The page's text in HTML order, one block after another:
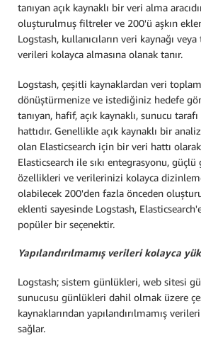
tanıyan açık kaynaklı bir veri alma
oluşturulmuş filtreler ve 200'ü aşkın
Logstash, kullanıcıların veri kaynağı
verileri kolayca almasına olanak tanır.
Logstash, çeşitli kaynaklardan veri
dönüştürmenize ve istediğiniz hedefe
tanıyan, hafif, açık kaynaklı, sunucu
hattıdır. Genellikle açık kaynaklı bir
olan Elasticsearch için bir veri hattı olarak
Elasticsearch ile sıkı entegrasyonu,
özellikleri ve verilerinizi kolayca
olabilecek 200'den fazla önceden
eklenti sayesinde Logstash,
popüler bir seçenektir.
Yapılandırılmamış verileri kolayca
Logstash; sistem günlükleri, web sitesi
sunucusu günlükleri dahil olmak üzere
kaynaklarından yapılandırılmamış
sağlar.